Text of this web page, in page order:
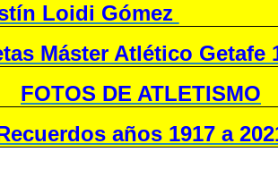
Loidi Gómez
Máster Atlético Getafe
FOTOS DE ATLETISMO
años 1917 a